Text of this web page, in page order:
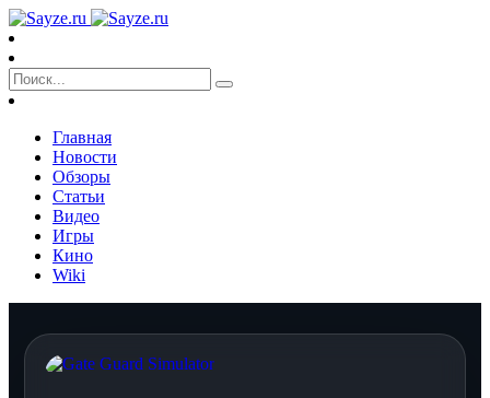
Главная
Новости
Обзоры
Статьи
Видео
Игры
Кино
Wiki